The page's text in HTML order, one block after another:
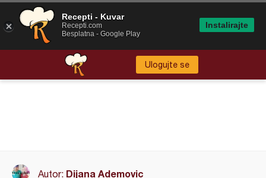
Ulogujte se
Autor: Dijana Ademovic
Recepti - Kuvar
Recepti.com
Besplatna - Google Play
Instalirajte